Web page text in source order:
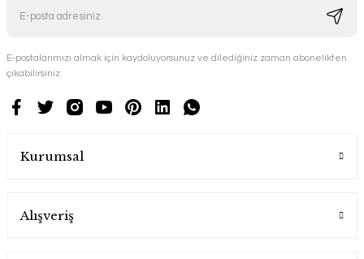
E-postalarımızı almak için kaydoluyorsunuz ve dilediğiniz zaman abonelikten
çıkabilirsiniz.
Kurumsal
Alışveriş